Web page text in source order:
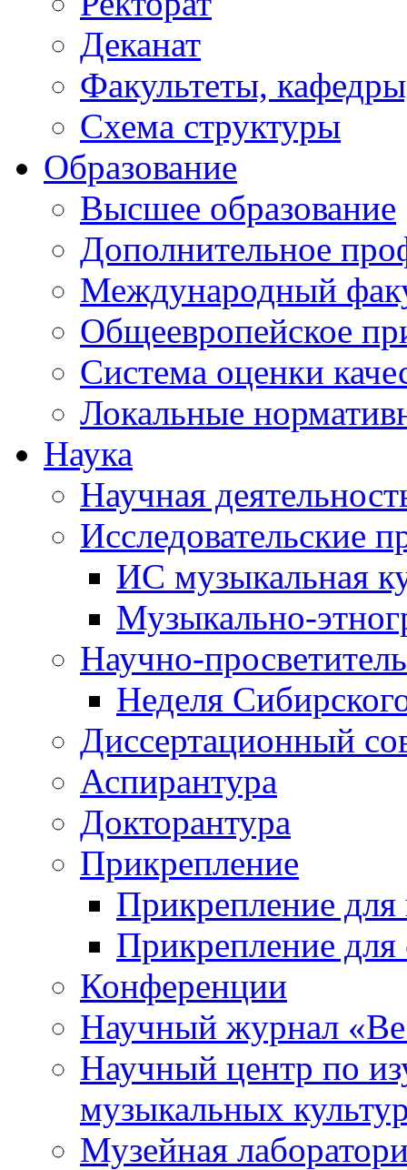
Деканат
Факультеты,
Схема структуры
Образование
Высшее образование
Дополнительное
Международный
Общеевропейское
Система оценки
Локальные
Наука
Научная
Исследовательские
ИС музыкальная
Музыкально-
Научно-
Неделя
Диссертационный
Аспирантура
Докторантура
Прикрепление
Прикрепление для
Прикрепление для
Конференции
Научный журнал
Научный центр по
музыкальных
Музейная